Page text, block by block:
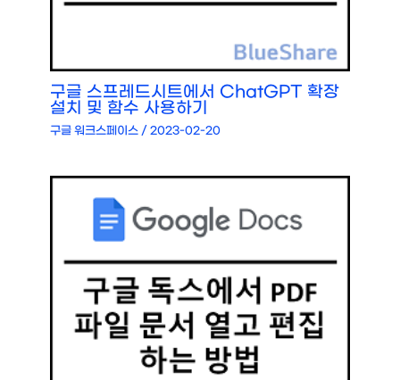
구글 스프레드시트에서 ChatGPT 확장
설치 및 함수 사용하기
구글 워크스페이스 /2023-02-20